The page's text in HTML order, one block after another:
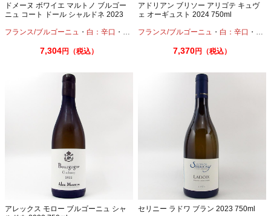
ドメーヌ ボワイエ マルトノ ブルゴー
ニュ コート ドール シャルドネ 2023
フランス/ブルゴーニュ ・ 白：辛口 ・ シャルドネ
7,304円（税込）
アドリアン ブリソー アリゴテ キュヴ
ェ オーギュスト 2024 750ml
フランス/ブルゴーニュ ・ 白：辛口 ・ ア
7,370円（税込）
アレックス モロー ブルゴーニュ シャ
セリニー ラドワ ブラン 2023 750ml